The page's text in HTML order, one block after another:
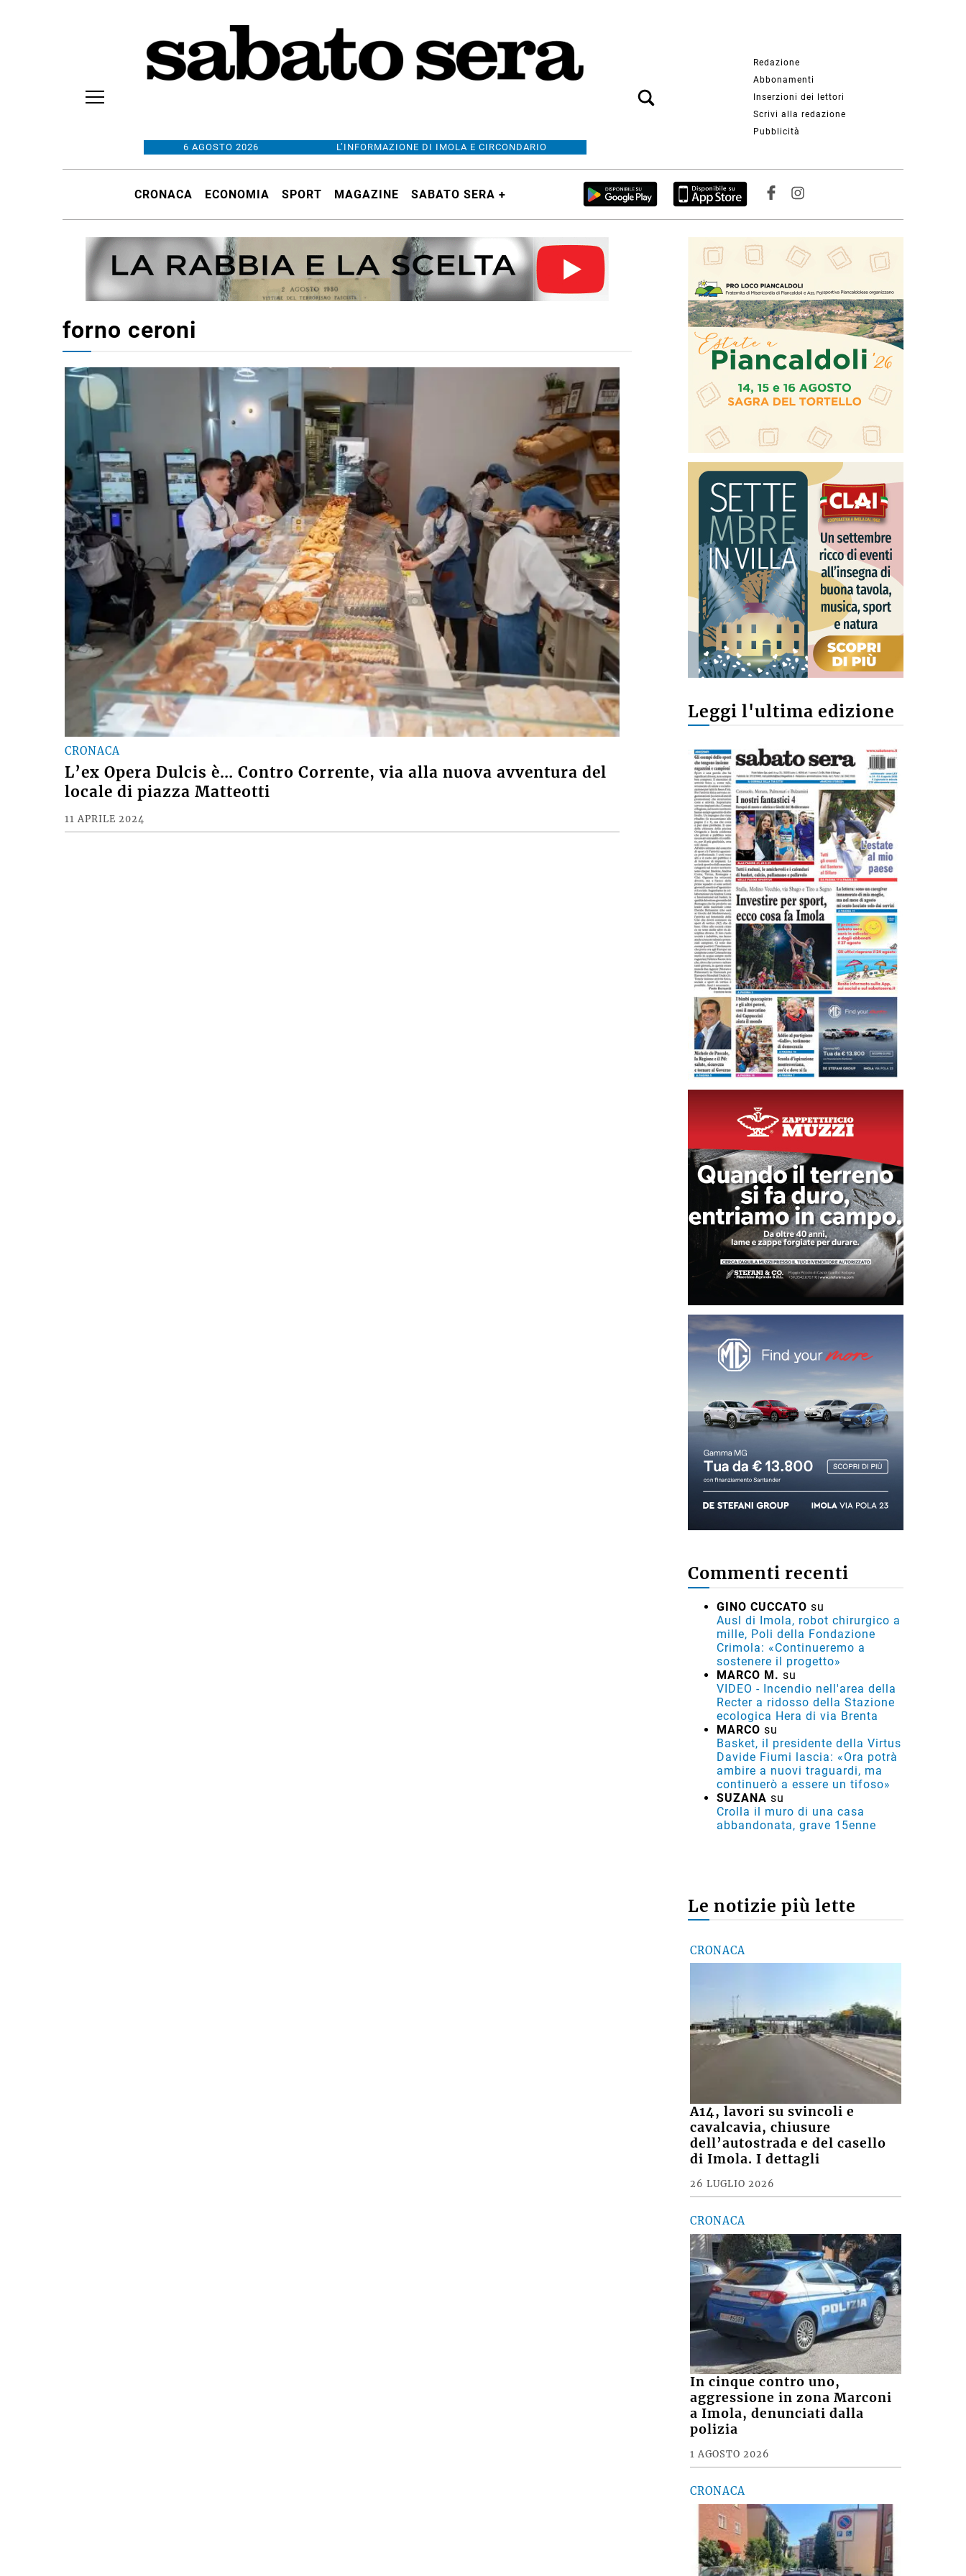
6 AGOSTO 2026 L’INFORMAZIONE DI IMOLA E CIRCONDARIO
Redazione
Abbonamenti
Inserzioni dei lettori
Scrivi alla redazione
Pubblicità
CRONACA ECONOMIA SPORT MAGAZINE SABATO SERA +
forno ceroni
CRONACA
L’ex Opera Dulcis è… Contro Corrente, via alla nuova avventura del
locale di piazza Matteotti
11 APRILE 2024
Leggi l'ultima edizione
Commenti recenti
GINO CUCCATO su
Ausl di Imola, robot chirurgico a
mille, Poli della Fondazione
Crimola: «Continueremo a
sostenere il progetto»
MARCO M. su
VIDEO - Incendio nell'area della
Recter a ridosso della Stazione
ecologica Hera di via Brenta
MARCO su
Basket, il presidente della Virtus
Davide Fiumi lascia: «Ora potrà
ambire a nuovi traguardi, ma
continuerò a essere un tifoso»
SUZANA su
Crolla il muro di una casa
abbandonata, grave 15enne
Le notizie più lette
CRONACA
A14, lavori su svincoli e
cavalcavia, chiusure
dell’autostrada e del casello
di Imola. I dettagli
26 LUGLIO 2026
CRONACA
In cinque contro uno,
aggressione in zona Marconi
a Imola, denunciati dalla
polizia
1 AGOSTO 2026
CRONACA